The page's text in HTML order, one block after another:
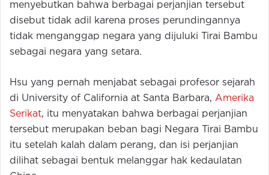
menyebutkan bahwa berbagai perjanjian tersebut
disebut tidak adil karena proses perundingannya
tidak menganggap negara yang dijuluki Tirai Bambu
sebagai negara yang setara.
Hsu yang pernah menjabat sebagai profesor sejarah
di University of California at Santa Barbara, Amerika
Serikat, itu menyatakan bahwa berbagai perjanjian
tersebut merupakan beban bagi Negara Tirai Bambu
itu setelah kalah dalam perang, dan isi perjanjian
dilihat sebagai bentuk melanggar hak kedaulatan